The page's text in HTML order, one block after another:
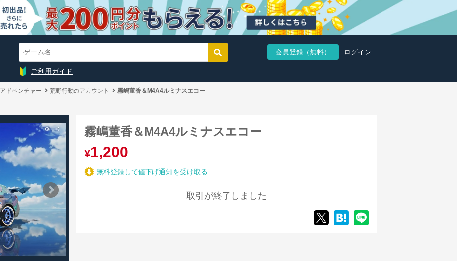
会員登録（無料） ログイン
ご利用ガイド
アドベンチャー 荒野行動のアカウント 霧嶋董香＆M4A4ルミナスエコー
霧嶋董香＆M4A4ルミナスエコー
¥1,200
無料登録して値下げ通知を受け取る
取引が終了しました